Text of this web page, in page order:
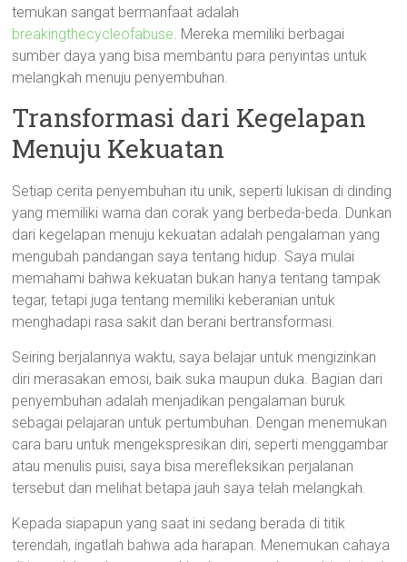
temukan sangat bermanfaat adalah
breakingthecycleofabuse. Mereka memiliki berbagai
sumber daya yang bisa membantu para penyintas untuk
melangkah menuju penyembuhan.
Transformasi dari Kegelapan
Menuju Kekuatan
Setiap cerita penyembuhan itu unik, seperti lukisan di dinding
yang memiliki warna dan corak yang berbeda-beda. Dunkan
dari kegelapan menuju kekuatan adalah pengalaman yang
mengubah pandangan saya tentang hidup. Saya mulai
memahami bahwa kekuatan bukan hanya tentang tampak
tegar, tetapi juga tentang memiliki keberanian untuk
menghadapi rasa sakit dan berani bertransformasi.
Seiring berjalannya waktu, saya belajar untuk mengizinkan
diri merasakan emosi, baik suka maupun duka. Bagian dari
penyembuhan adalah menjadikan pengalaman buruk
sebagai pelajaran untuk pertumbuhan. Dengan menemukan
cara baru untuk mengekspresikan diri, seperti menggambar
atau menulis puisi, saya bisa merefleksikan perjalanan
tersebut dan melihat betapa jauh saya telah melangkah.
Kepada siapapun yang saat ini sedang berada di titik
terendah, ingatlah bahwa ada harapan. Menemukan cahaya